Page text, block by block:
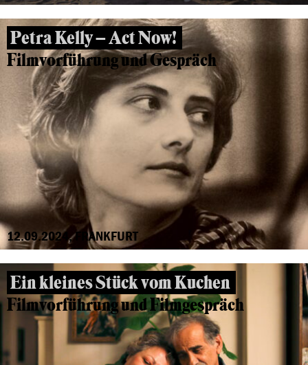
Petra Kelly – Act Now!
Filmvorführung und Gespräch
12.09.2024, FRANKFURT
Ein kleines Stück vom Kuchen
Filmvorführung und Filmgespräch